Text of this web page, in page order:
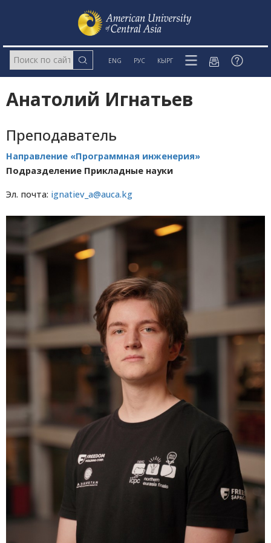
ENG РУС КЫРГ
Анатолий Игнатьев
Преподаватель
Направление «Программная инженерия»
Подразделение Прикладные науки
Эл. почта: ignatiev_a@auca.kg